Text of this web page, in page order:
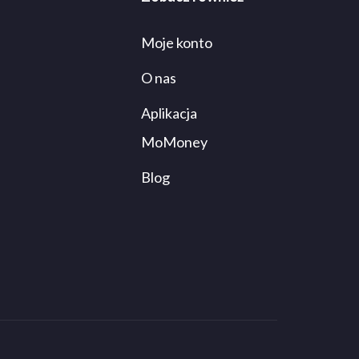
Moje konto
O nas
Aplikacja
MoMoney
Blog